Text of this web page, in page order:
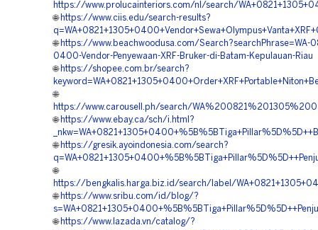
https://www.prolucainteriors.com/nl/search/
🌐 https://www.ciis.edu/search-results?
🌐 https://www.beachwoodusa.com/Search?searchPhrase=WA-
0400-Vendor-Penyewaan-XRF-Bruker-di-Batam-Kepulauan-Riau
🌐 https://shopee.com.br/search?
🌐
https://www.carousell.ph/search/
🌐 https://www.ebay.ca/sch/i.html?
🌐 https://gresik.ayoindonesia.com/search?
🌐
https://bengkalis.harga.biz.id/search/label/
🌐 https://www.sribu.com/id/blog/?
🌐 https://www.lazada.vn/catalog/?